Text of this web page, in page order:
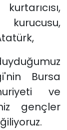
Bursa
ve
gençler